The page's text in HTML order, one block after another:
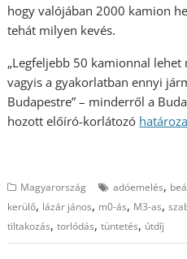
hogy valójában 2000 kamion
tehát milyen kevés.
„Legfeljebb 50 kamionnal
vagyis a gyakorlatban ennyi
Budapestre” – minderről a
hozott előíró-korlátozó
Magyarország adóemelés,
kerülő, lázár jános, m0-ás, M3-as,
tiltakozás,torlódás,tüntetés, útdíj